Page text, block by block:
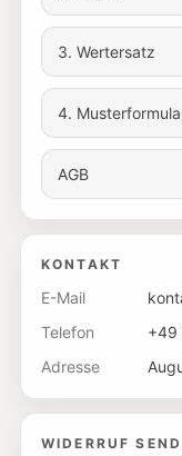
3. Wertersatz
4.
AGB
KONTAKT
E-Mail
Telefon
+49
Adresse
WIDERRUF